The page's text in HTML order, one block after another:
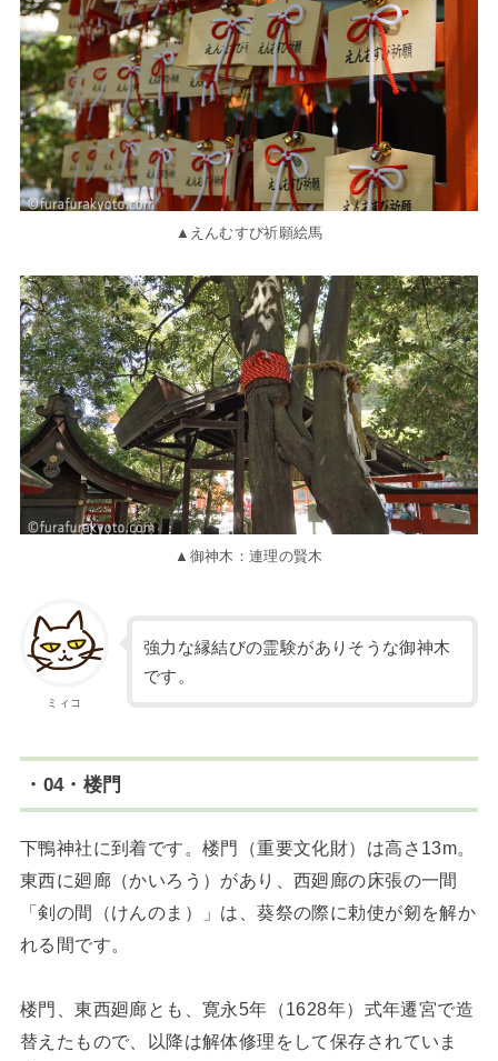
▲えんむすび祈願絵馬
▲御神木：連理の賢木
ミィコ
強力な縁結びの霊験がありそうな御神木
です。
・04・楼門
下鴨神社に到着です。楼門（重要文化財）は高さ13m。
東西に廻廊（かいろう）があり、西廻廊の床張の一間
「剣の間（けんのま）」は、葵祭の際に勅使が剱を解か
れる間です。
楼門、東西廻廊とも、寛永5年（1628年）式年遷宮で造
替えたもので、以降は解体修理をして保存されていま